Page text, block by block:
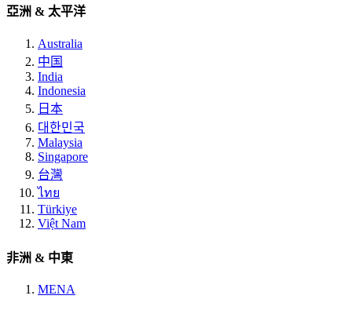
亞洲 & 太平洋
Australia
中国
India
Indonesia
日本
대한민국
Malaysia
Singapore
台灣
ไทย
Türkiye
Việt Nam
非洲 & 中東
MENA